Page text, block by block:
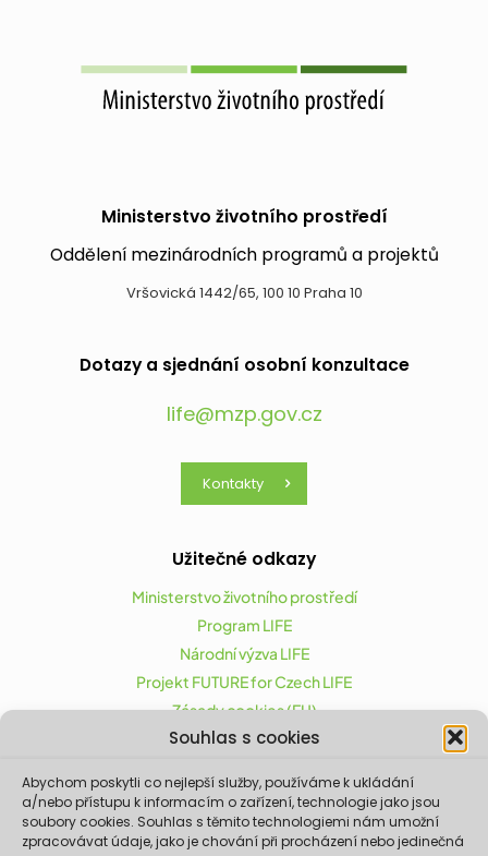
Souhlas s cookies
Abychom poskytli co nejlepší služby, používáme k ukládání
a/nebo přístupu k informacím o zařízení, technologie jako jsou
soubory cookies. Souhlas s těmito technologiemi nám umožní
zpracovávat údaje, jako je chování při procházení nebo jedinečná
Ministerstvo životního prostředí
Oddělení mezinárodních programů a projektů
Vršovická 1442/65, 100 10 Praha 10
Dotazy a sjednání osobní konzultace
life@mzp.gov.cz
Kontakty
Užitečné odkazy
Ministerstvo životního prostředí
Program LIFE
Národní výzva LIFE
Projekt FUTURE for Czech LIFE
Zásady cookies (EU)
Projekt FUTURE for Czech LIFE (LIFE21-CAP-CZ-LIFE
FOR CZECHIA) byl podpořen z finančního nástroje
Evropské unie LIFE.